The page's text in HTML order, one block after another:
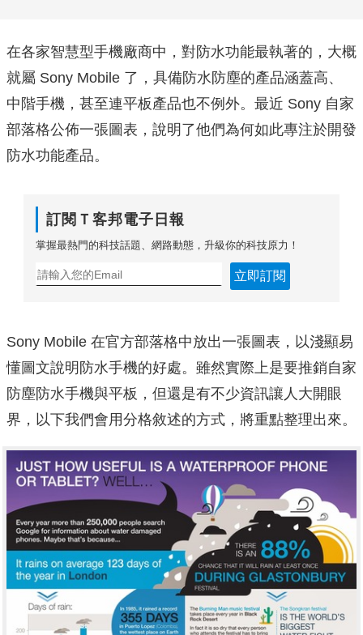
在各家智慧型手機廠商中，對防水功能最執著的，大概
就屬 Sony Mobile 了，具備防水防塵的產品涵蓋高、
中階手機，甚至連平板產品也不例外。最近 Sony 自家
部落格公佈一張圖表，說明了他們為何如此專注於開發
防水功能產品。
訂閱Ｔ客邦電子日報
掌握最熱門的科技話題、網路動態，升級你的科技原力！
立即訂閱
Sony Mobile 在官方部落格中放出一張圖表，以淺顯易
懂圖文說明防水手機的好處。雖然實際上是要推銷自家
防塵防水手機與平板，但還是有不少資訊讓人大開眼
界，以下我們會用分格敘述的方式，將重點整理出來。